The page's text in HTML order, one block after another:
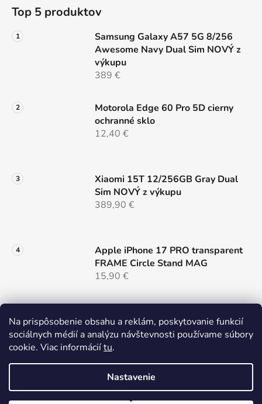
Na prispôsobenie obsahu a reklám, poskytovanie funkcií
sociálnych médií a analýzu návštevnosti používame súbory
cookie. Viac informáciítu.
Nastavenie
Top 5 produktov
Samsung Galaxy A57 5G 8/256
Awesome Navy Dual Sim NOVÝ z
výkupu
389 €
Motorola Edge 60 Pro 5D cierny
ochranné sklo
12,40 €
Xiaomi 15T 12/256GB Gray Dual
Sim NOVÝ z výkupu
389,90 €
Apple iPhone 17 PRO transparent
FRAME Circle Stand MAG
15,90 €
Samsung S26 cierny MAG COVER
LENS
14,90 €